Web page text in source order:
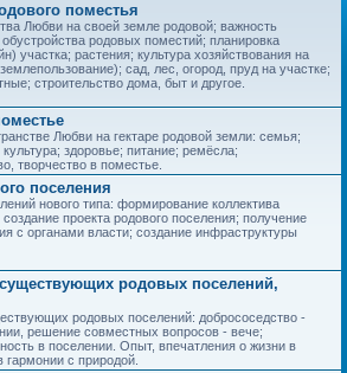
поместья
Любви на своей земле родовой; важность
родовых поместий; планировка
участка; растения; культура хозяйствования на
сад, лес, огород, пруд на участке;
строительство дома, быт и другое.
Любви на гектаре родовой земли: семья;
здоровье; питание; ремёсла;
творчество в поместье.
поселения
нового типа: формирование коллектива
проекта родового поселения; получение
с органами власти; создание инфраструктуры
родовых поселений,
родовых поселений: добрососедство -
решение совместных вопросов - вече;
в поселении. Опыт, впечатления о жизни в
с природой.